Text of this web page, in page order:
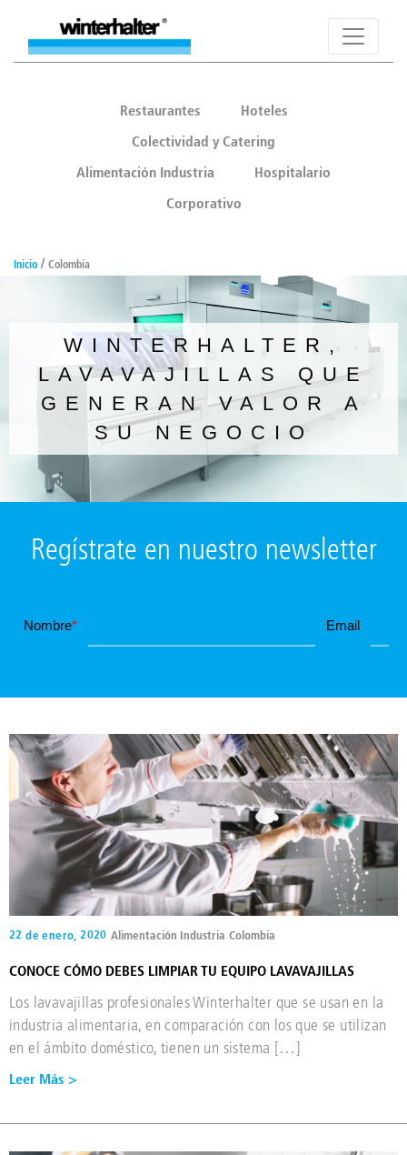
Restaurantes Hoteles
Colectividad y Catering
Alimentación Industria Hospitalario
Corporativo
Inicio / Colombia
WINTERHALTER,
LAVAVAJILLAS QUE
GENERAN VALOR A
SU NEGOCIO
Regístrate en nuestro newsletter
Nombre* Email
22 de enero, 2020 Alimentación Industria Colombia
CONOCE CÓMO DEBES LIMPIAR TU EQUIPO LAVAVAJILLAS
Los lavavajillas profesionales Winterhalter que se usan en la
industria alimentaria, en comparación con los que se utilizan
en el ámbito doméstico, tienen un sistema […]
Leer Más >